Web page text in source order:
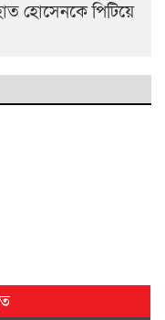
হোসেনকে পিটিয়ে